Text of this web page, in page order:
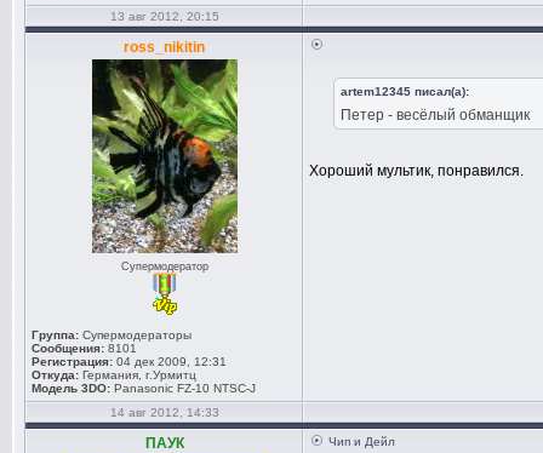
13 авг 2012, 20:15
ross_nikitin
Супермодератор
Группа: Супермодераторы
Сообщения: 8101
Регистрация: 04 дек 2009, 12:31
Откуда: Германия, г.Урмитц
Модель 3DO: Panasonic FZ-10 NTSC-J
artem12345 писал(а):
Петер - весёлый обманщик
Хороший мультик, понравился.
14 авг 2012, 14:33
ПАУК Чип и Дейл